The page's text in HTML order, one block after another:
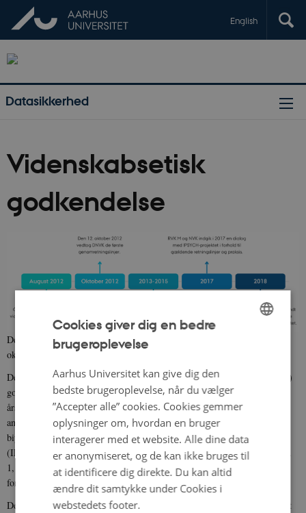
English
Datasikkerhed
Videnskabsetisk
godkendelse
De Videnskabsetiske Komitéer for Region Midtjylland bekræfter den 3.
oktober 2018 følgende:
De videnskabsetiske komitéer i Region Midtjylland, Komité II (RVK M)
godkendte den 28. august 2012 projektet “Genetiske og miljømæssige
årsager til skizofreni, bipolar sygdom, depression, ADHD, autisme og
anorexia nervosa / Genetic and environmental causes of schizophrenia,
bipolar disorder, depression, ADHD, autism and anorexia nervosa
(IPSYCH-projektet)”. Komitéen gav i henhold til komitelovens § 10, stk.
1, dispensation fra indhentelse af informeret samtykke fra
forsøgsdeltagerne.
Den 1. januar 2012 blev komitéloven ændret. Ændringen indebar bl.a. at
Cookies giver dig en bedre
brugeroplevelse
Aarhus Universitet kan give dig den
bedste brugeroplevelse, når du vælger
”Accepter alle” cookies. Cookies gemmer
oplysninger om, hvordan en bruger
interagerer med et website. Alle dine data
er anonymiseret, og de kan ikke bruges til
at identificere dig direkte. Du kan altid
ændre dit samtykke under Cookies i
webstedets footer.